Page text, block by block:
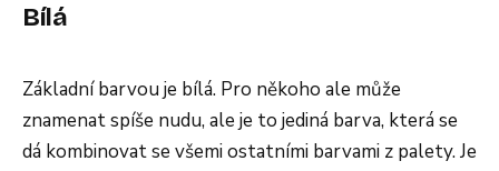
Bílá
Základní barvou je bílá. Pro někoho ale může
znamenat spíše nudu, ale je to jediná barva, která se
dá kombinovat se všemi ostatními barvami z palety. Je